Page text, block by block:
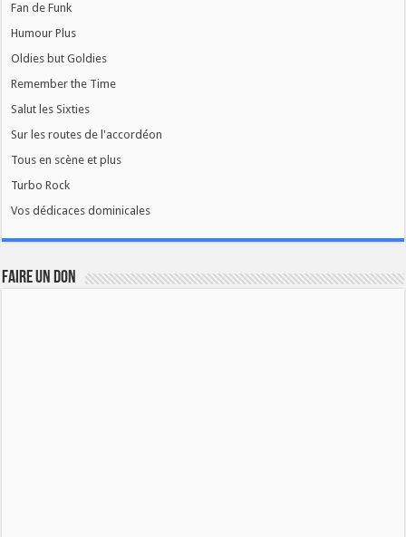
Fan de Funk
Humour Plus
Oldies but Goldies
Remember the Time
Salut les Sixties
Sur les routes de l'accordéon
Tous en scène et plus
Turbo Rock
Vos dédicaces dominicales
FAIRE UN DON